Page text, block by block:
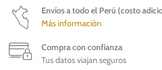
Envíos a todo el Perú (costo
Más información
Compra con confianza
Tus datos viajan seguros